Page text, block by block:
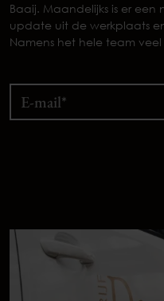
Baaij. Maandelijks is er een
update uit de werkplaats
Namens het hele team veel
klanten